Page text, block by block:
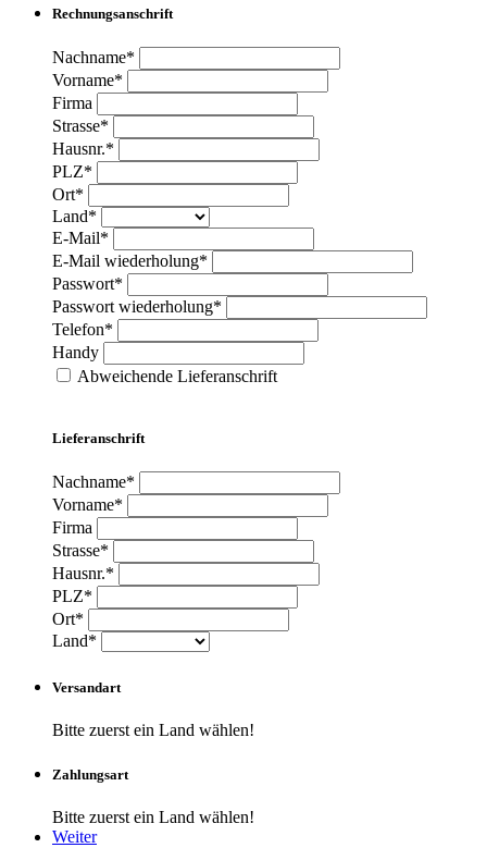
Rechnungsanschrift
Nachname*
Vorname*
Firma
Strasse*
Hausnr.*
PLZ*
Ort*
Land*
E-Mail*
E-Mail wiederholung*
Passwort*
Passwort wiederholung*
Telefon*
Handy
Abweichende Lieferanschrift
Lieferanschrift
Nachname*
Vorname*
Firma
Strasse*
Hausnr.*
PLZ*
Ort*
Land*
Versandart
Bitte zuerst ein Land wählen!
Zahlungsart
Bitte zuerst ein Land wählen!
Weiter